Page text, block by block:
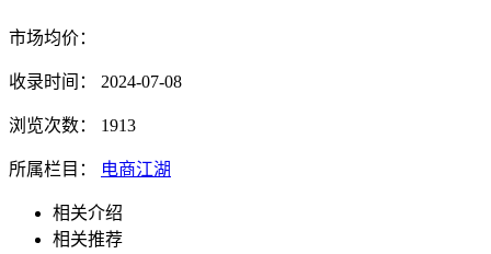
市场均价：
收录时间： 2024-07-08
浏览次数： 1913
所属栏目： 电商江湖
相关介绍
相关推荐